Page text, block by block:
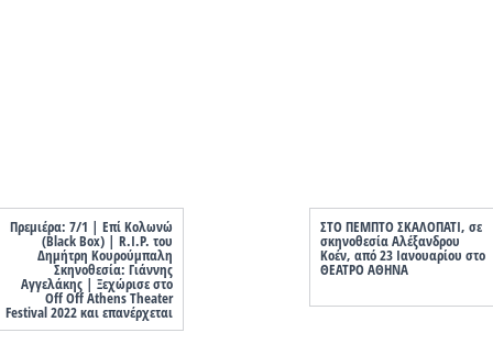
Πρεμιέρα: 7/1 | Επί Κολωνώ
(Black Box) | R.I.P. του
Δημήτρη Κουρούμπαλη
Σκηνοθεσία: Γιάννης
Αγγελάκης | Ξεχώρισε στο
Off Off Athens Theater
Festival 2022 και επανέρχεται
ΣΤΟ ΠΕΜΠΤΟ ΣΚΑΛΟΠΑΤΙ, σε
σκηνοθεσία Αλέξανδρου
Κοέν, από 23 Ιανουαρίου στο
ΘΕΑΤΡΟ ΑΘΗΝΑ